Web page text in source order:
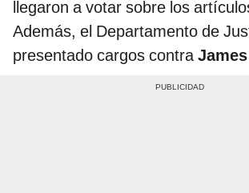
llegaron a votar sobre los
Además, el Departamento de
presentado cargos contra